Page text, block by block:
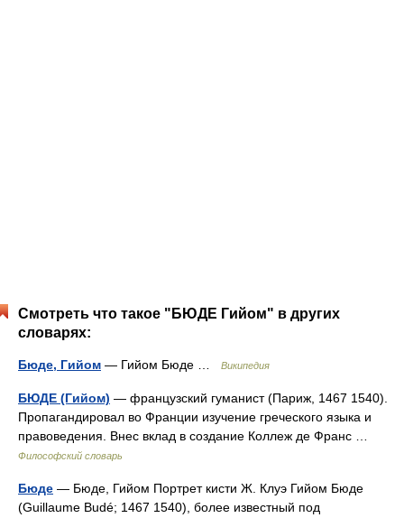
Смотреть что такое "БЮДЕ Гийом" в других
словарях:
Бюде, Гийом — Гийом Бюде … Википедия
БЮДЕ (Гийом) — французский гуманист (Париж, 1467 1540).
Пропагандировал во Франции изучение греческого языка и
правоведения. Внес вклад в создание Коллеж де Франс …
Философский словарь
Бюде — Бюде, Гийом Портрет кисти Ж. Клуэ Гийом Бюде
(Guillaume Budé; 1467 1540), более известный под